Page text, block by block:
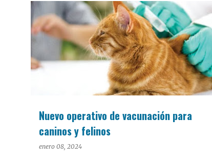
Nuevo operativo de vacunación para
caninos y felinos
enero 08, 2024
INTERÉS GENERAL